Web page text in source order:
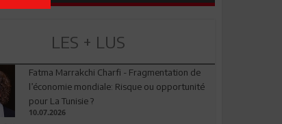
LES + LUS
Fatma Marrakchi Charfi - Fragmentation de
l’économie mondiale: Risque ou opportunité
pour La Tunisie ?
10.07.2026